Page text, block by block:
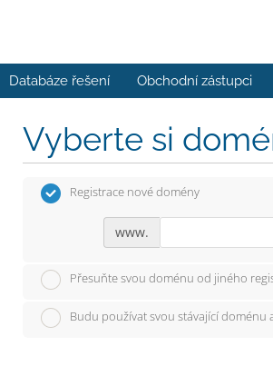
Databáze řešení Obchodní zástupci
Vyberte si
Registrace nové domény
www.
Přesuňte svou doménu od jiného
Budu používat svou stávající doménu